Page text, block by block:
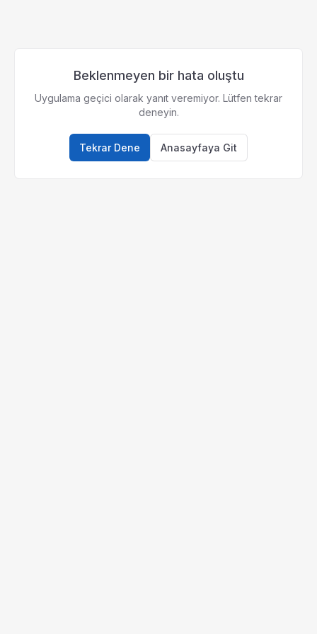
Beklenmeyen bir hata oluştu
Uygulama geçici olarak yanıt veremiyor. Lütfen tekrar
deneyin.
Tekrar Dene Anasayfaya Git